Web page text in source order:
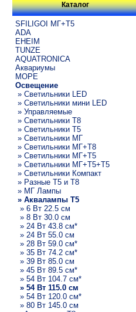
Каталог
SFILIGOI МГ+Т5
ADA
EHEIM
TUNZE
AQUATRONICA
Аквариумы
МОРЕ
Освещение
» Светильники LED
» Светильники мини LED
» Управляемые
» Светильники T8
» Светильники T5
» Светильники МГ
» Светильники МГ+T8
» Светильники МГ+T5
» Светильники МГ+T5+T5
» Светильники Компакт
» Разные T5 и T8
» МГ Лампы
» Аквалампы T5
» 6 Вт 22.5 см
» 8 Вт 30.0 см
» 24 Вт 43.8 см*
» 24 Вт 55.0 см
» 28 Вт 59.0 см*
» 35 Вт 74.2 см*
» 39 Вт 85.0 см
» 45 Вт 89.5 см*
» 54 Вт 104.7 см*
» 54 Вт 115.0 см
» 54 Вт 120.0 см*
» 80 Вт 145.0 см